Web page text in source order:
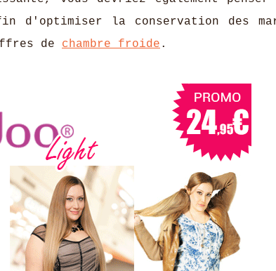
d'optimiser la conservation des
de chambre froide .